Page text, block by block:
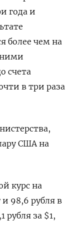
года и
более чем на
счета
в три раза
США на
курс на
и 98,6 рубля в
рубля за $1,